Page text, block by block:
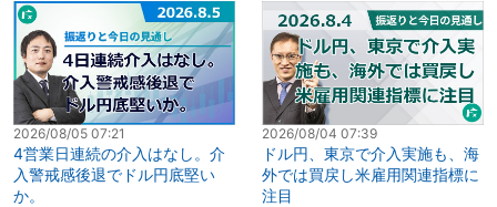
2026/08/05 07:21
4営業日連続の介入はなし。介
入警戒感後退でドル円底堅い
か。
2026/08/04 07:39
ドル円、東京で介入実施も、海
外では買戻し米雇用関連指標に
注目